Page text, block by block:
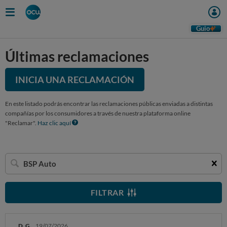
Guio
Últimas reclamaciones
INICIA UNA RECLAMACIÓN
En este listado podrás encontrar las reclamaciones públicas enviadas a distintas
compañías por los consumidores a través de nuestra plataforma online
"Reclamar". Haz clic aquí
Buscar
una
empresa
FILTRAR